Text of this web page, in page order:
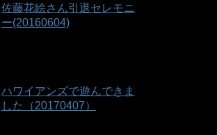
佐藤花絵さん引退セレモニ
ー(20160604)
ハワイアンズで遊んできま
した（20170407）